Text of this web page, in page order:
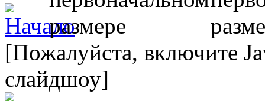
[Пожалуйста, включите
слайдшоу]